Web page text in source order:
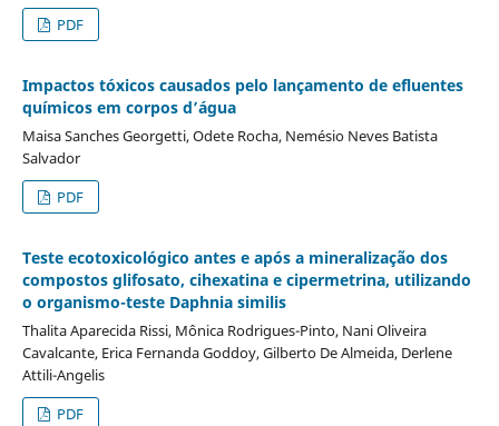
PDF
Impactos tóxicos causados pelo lançamento de efluentes
químicos em corpos d’água
Maisa Sanches Georgetti, Odete Rocha, Nemésio Neves Batista
Salvador
PDF
Teste ecotoxicológico antes e após a mineralização dos
compostos glifosato, cihexatina e cipermetrina, utilizando
o organismo-teste Daphnia similis
Thalita Aparecida Rissi, Mônica Rodrigues-Pinto, Nani Oliveira
Cavalcante, Erica Fernanda Goddoy, Gilberto De Almeida, Derlene
Attili-Angelis
PDF